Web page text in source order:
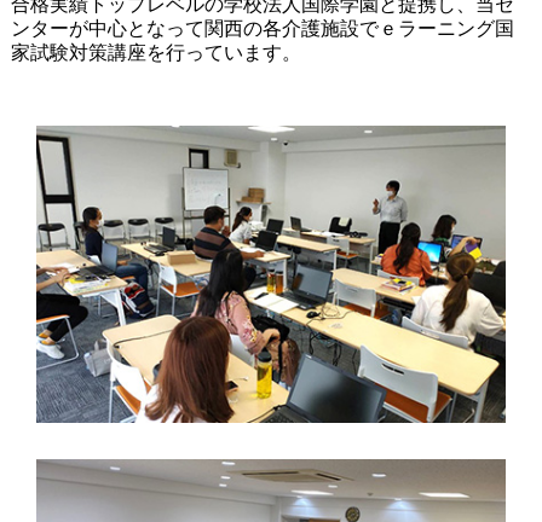
合格実績トップレベルの学校法人国際学園と提携し、当セ
ンターが中心となって関西の各介護施設でｅラーニング国
家試験対策講座を行っています。